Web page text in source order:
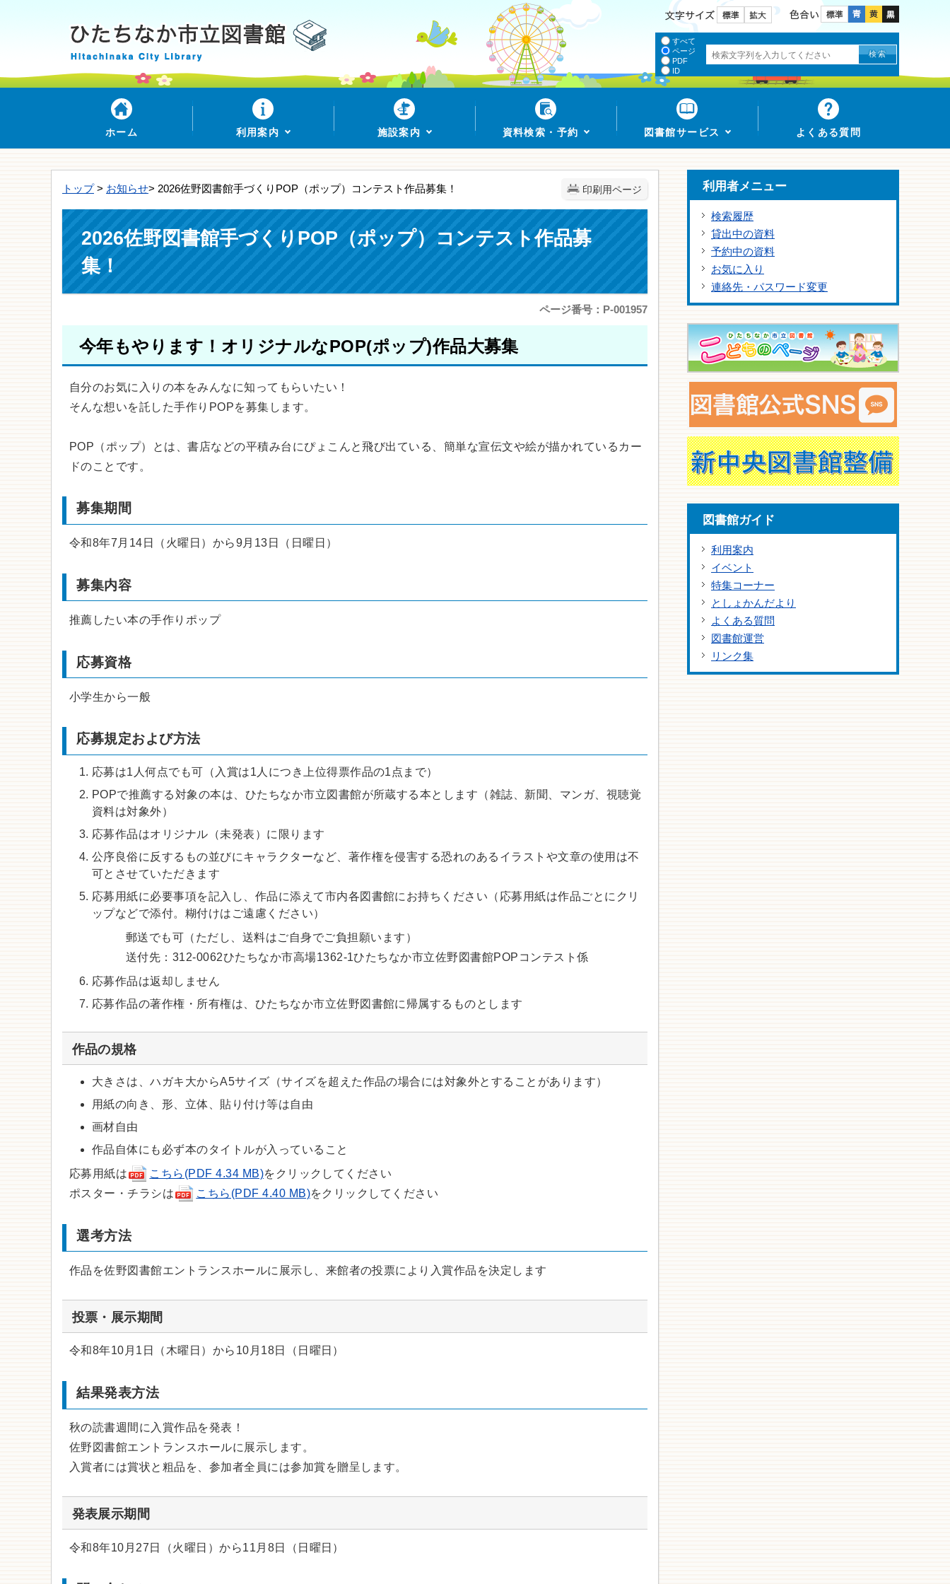
色合い
文字サイズ
すべて
ページ
PDF
ID
ホーム 利用案内 施設案内 資料検索・予約 図書館サービス よくある質問
印刷用ページ
トップ> お知らせ> 2026佐野図書館手づくりPOP（ポップ）コンテスト作品募集！
2026佐野図書館手づくりPOP（ポップ）コンテスト作品募
集！
ページ番号：P-001957
今年もやります！オリジナルなPOP(ポップ)作品大募集
自分のお気に入りの本をみんなに知ってもらいたい！
そんな想いを託した手作りPOPを募集します。
POP（ポップ）とは、書店などの平積み台にぴょこんと飛び出ている、簡単な宣伝文や絵が描かれているカー
ドのことです。
募集期間
令和8年7月14日（火曜日）から9月13日（日曜日）
募集内容
推薦したい本の手作りポップ
応募資格
小学生から一般
応募規定および方法
応募は1人何点でも可（入賞は1人につき上位得票作品の1点まで）
POPで推薦する対象の本は、ひたちなか市立図書館が所蔵する本とします（雑誌、新聞、マンガ、視聴覚
資料は対象外）
応募作品はオリジナル（未発表）に限ります
公序良俗に反するもの並びにキャラクターなど、著作権を侵害する恐れのあるイラストや文章の使用は不
可とさせていただきます
応募用紙に必要事項を記入し、作品に添えて市内各図書館にお持ちください（応募用紙は作品ごとにクリ
ップなどで添付。糊付けはご遠慮ください）
郵送でも可（ただし、送料はご自身でご負担願います）
送付先：312-0062ひたちなか市高場1362-1ひたちなか市立佐野図書館POPコンテスト係
応募作品は返却しません
応募作品の著作権・所有権は、ひたちなか市立佐野図書館に帰属するものとします
作品の規格
大きさは、ハガキ大からA5サイズ（サイズを超えた作品の場合には対象外とすることがあります）
用紙の向き、形、立体、貼り付け等は自由
画材自由
​​​​​​作品自体にも必ず本のタイトルが入っていること
応募用紙は
こちら(PDF 4.34 MB)をクリックしてください
ポスター・チラシは
こちら(PDF 4.40 MB)をクリックしてください
選考方法
作品を佐野図書館エントランスホールに展示し、来館者の投票により入賞作品を決定します
投票・展示期間
令和8年10月1日（木曜日）から10月18日（日曜日）
結果発表方法
秋の読書週間に入賞作品を発表！
佐野図書館エントランスホールに展示します。
入賞者には賞状と粗品を、参加者全員には参加賞を贈呈します。
発表展示期間
令和8年10月27日（火曜日）から11月8日（日曜日）
利用者メニュー
検索履歴
貸出中の資料
予約中の資料
お気に入り
連絡先・パスワード変更
図書館ガイド
利用案内
イベント
特集コーナー
としょかんだより
よくある質問
図書館運営
リンク集